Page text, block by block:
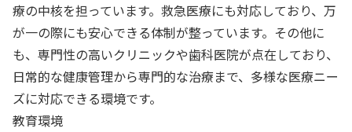
療の中核を担っています。救急医療にも対応しており、万
が一の際にも安心できる体制が整っています。その他に
も、専門性の高いクリニックや歯科医院が点在しており、
日常的な健康管理から専門的な治療まで、多様な医療ニー
ズに対応できる環境です。
教育環境